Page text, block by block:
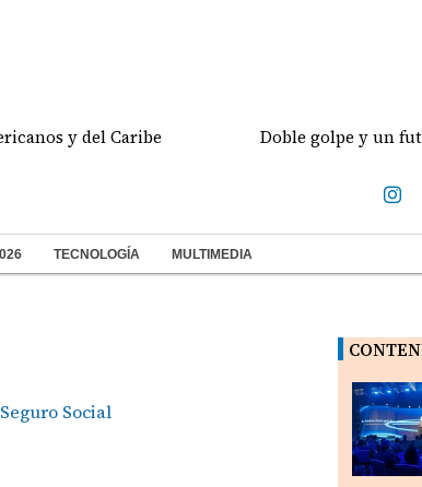
y del Caribe Doble golpe y un futuro
TECNOLOGÍA MULTIMEDIA
Social